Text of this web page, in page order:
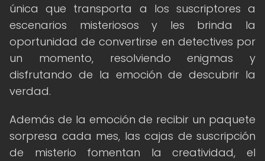
única que transporta a los suscriptores a
escenarios misteriosos y les brinda la
oportunidad de convertirse en detectives por
un momento, resolviendo enigmas y
disfrutando de la emoción de descubrir la
verdad.
Además de la emoción de recibir un paquete
sorpresa cada mes, las cajas de suscripción
de misterio fomentan la creatividad, el